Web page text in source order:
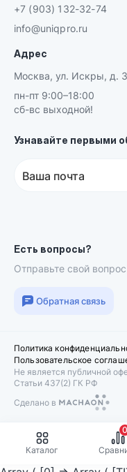
+7 (903) 132-32-74
info@uniqpro.ru
Адрес
Москва, ул. Искры, д.
пн-пт 9:00–18:00
сб-вс выходной!
Узнавайте первыми
Ваша почта
Есть вопросы?
Отправьте свой
Обратная связь
Политика
Пользовательское
Не является публичной
Статьи 437(2) ГК РФ
Сделано в
Machaon
Каталог
0